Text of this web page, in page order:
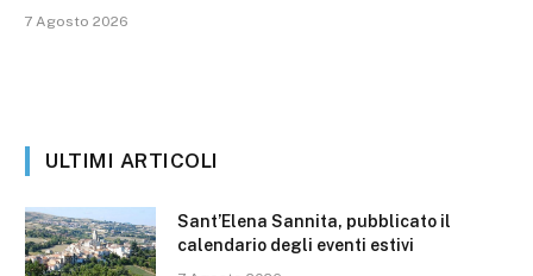
7 Agosto 2026
ULTIMI ARTICOLI
Sant’Elena Sannita, pubblicato il
calendario degli eventi estivi